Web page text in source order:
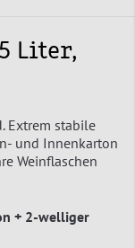
Liter,
Extrem stabile
und Innenkarton
Weinflaschen
+ 2-welliger